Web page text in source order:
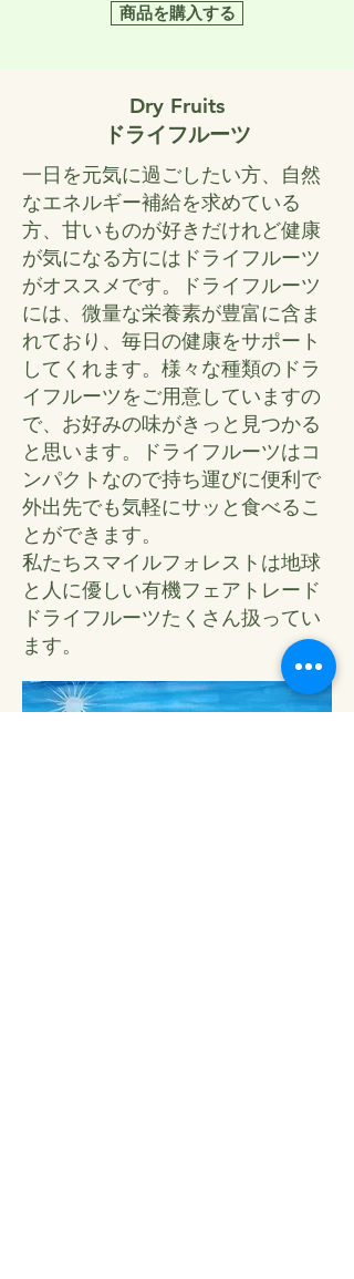
商品を購入する
Dry Fruits
ドライフルーツ
一日を元気に過ごしたい方、自然
なエネルギー補給を求めている
方、甘いものが好きだけれど健康
が気になる方にはドライフルーツ
がオススメです。ドライフルーツ
には、微量な栄養素が豊富に含ま
れており、毎日の健康をサポート
してくれます。様々な種類のドラ
イフルーツをご用意していますの
で、お好みの味がきっと見つかる
と思います。ドライフルーツはコ
ンパクトなので持ち運びに便利で
外出先でも気軽にサッと食べるこ
とができます。
私たちスマイルフォレストは地球
と人に優しい有機フェアトレード
ドライフルーツたくさん扱ってい
ます。